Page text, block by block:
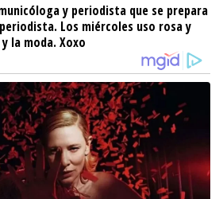
y periodista que se prepara
Los miércoles uso rosa y
la moda. Xoxo